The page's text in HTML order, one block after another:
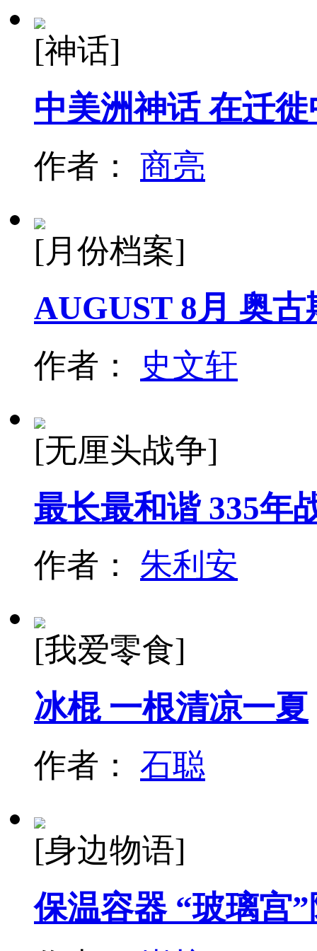
[神话]
中美洲神话 在迁
作者： 商亮
[月份档案]
AUGUST 8月 奥
作者： 史文轩
[无厘头战争]
最长最和谐 335年
作者： 朱利安
[我爱零食]
冰棍 一根清凉一夏
作者： 石聪
[身边物语]
保温容器 “玻璃宫